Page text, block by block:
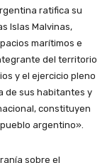
ratifica su
Islas Malvinas,
marítimos e
del territorio
y el ejercicio pleno
de sus habitantes y
constituyen
argentino».
sobre el